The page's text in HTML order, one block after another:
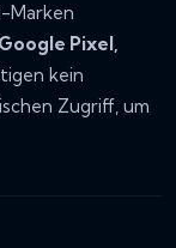
Marken
Pixel,
kein
Zugriff, um